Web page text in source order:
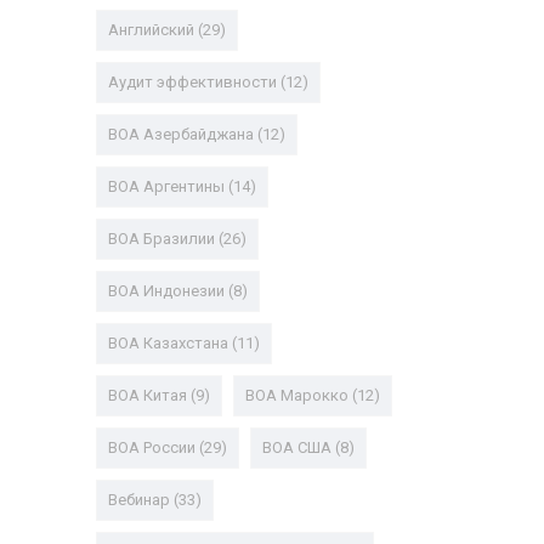
Английский (29)
Аудит эффективности (12)
ВОА Азербайджана (12)
ВОА Аргентины (14)
ВОА Бразилии (26)
ВОА Индонезии (8)
ВОА Казахстана (11)
ВОА Китая (9) ВОА Марокко (12)
ВОА России (29) ВОА США (8)
Вебинар (33)